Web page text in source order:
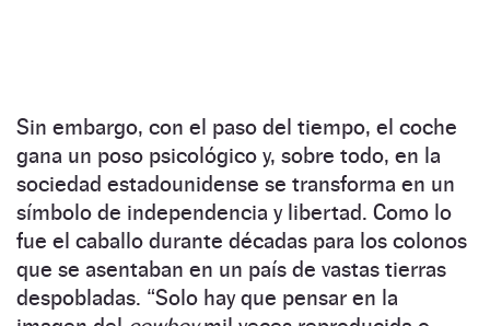
Sin embargo, con el paso del tiempo, el coche
gana un poso psicológico y, sobre todo, en la
sociedad estadounidense se transforma en un
símbolo de independencia y libertad. Como lo
fue el caballo durante décadas para los colonos
que se asentaban en un país de vastas tierras
despobladas. “Solo hay que pensar en la